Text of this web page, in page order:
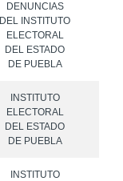
DENUNCIAS
DEL INSTITUTO
ELECTORAL
DEL ESTADO
DE PUEBLA
INSTITUTO
ELECTORAL
DEL ESTADO
DE PUEBLA
INSTITUTO